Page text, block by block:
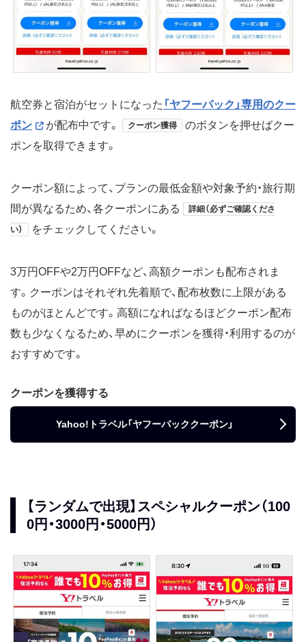
航空券と宿泊がセットになった 「ヤフーパック」専用のクー
ポン
が配布中です。 クーポン獲得
のボタンを押せばクー
ポンを取得できます。
クーポン額によって、プランの最低金額や対象予約・旅行期
間が異なるため、各クーポンにある
詳細（必ずご確認くださ
い） をチェックしてください。
3万円OFFや2万円OFFなど、高額クーポンも配布されま
す。クーポンはそれぞれ先着順で、配布枚数に上限がある
ものがほとんどです。高額になればなるほどクーポン配布
数も少なくなるため、早めにクーポンを獲得・利用するのが
おすすめです。
クーポンを獲得する
Yahoo!トラベル「ヤフーパッククーポン」
【ランダムで出現】スペシャルクーポン（100
0円・3000円・5000円）